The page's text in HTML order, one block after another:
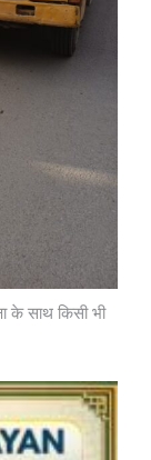
के साथ किसी भी